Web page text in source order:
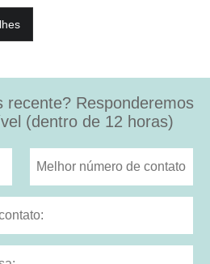
recente? Responderemos
(dentro de 12 horas)